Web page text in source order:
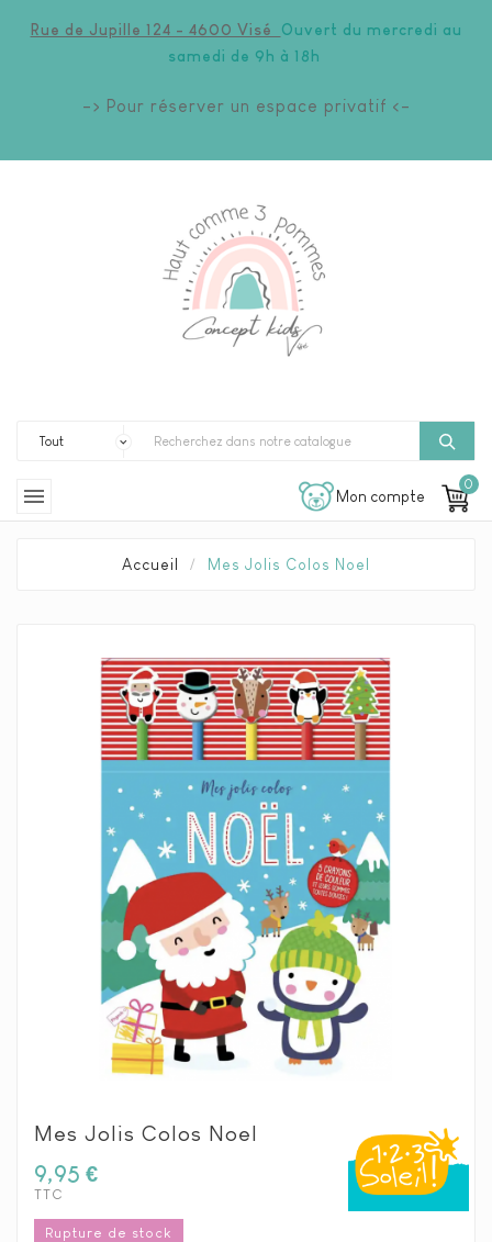
Rue de Jupille 124 - 4600 Visé Ouvert du mercredi au
samedi de 9h à 18h
-> Pour réserver un espace privatif <-
 Mon compte
0
Accueil Mes Jolis Colos Noel
Mes Jolis Colos Noel
9,95 €
TTC
Rupture de stock